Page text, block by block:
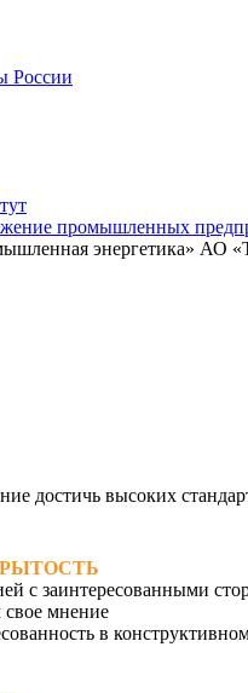
России
промышленных
энергетика» АО
достичь высоких
с заинтересованными
мнение
в